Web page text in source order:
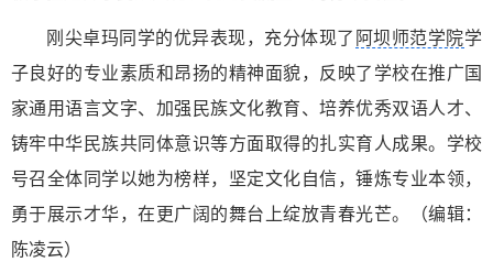
刚尖卓玛同学的优异表现，充分体现了 阿坝师范学院学
子良好的专业素质和昂扬的精神面貌，反映了学校在推广国
家通用语言文字、加强民族文化教育、培养优秀双语人才、
铸牢中华民族共同体意识等方面取得的扎实育人成果。学校
号召全体同学以她为榜样，坚定文化自信，锤炼专业本领，
勇于展示才华，在更广阔的舞台上绽放青春光芒。（编辑：
陈凌云）